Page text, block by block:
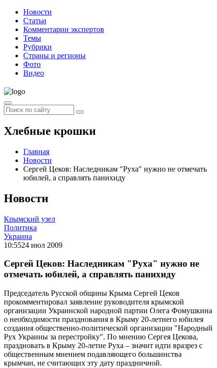
Новости
Статьи
Комментарии экспертов
Темы
Рубрики
Страны и регионы
Фото
Видео
Хлебные крошки
Главная
Новости
Сергей Цеков: Наследникам "Руха" нужно не отмечать
юбилей, а справлять панихиду
Новости
Крымский узел
Политика
Украина
10:5524 июл 2009
Сергей Цеков: Наследникам "Руха" нужно не
отмечать юбилей, а справлять панихиду
Председатель Русской общины Крыма Сергей Цеков
прокомментировал заявление руководителя крымской
организации Украинской народной партии Олега Фомушкина
о необходимости празднования в Крыму 20-летнего юбилея
создания общественно-политической организации "Народный
Рух Украины за перестройку". По мнению Сергея Цекова,
праздновать в Крыму 20-летие Руха – значит идти вразрез с
общественным мнением подавляющего большинства
крымчан, не считающих эту дату праздничной.